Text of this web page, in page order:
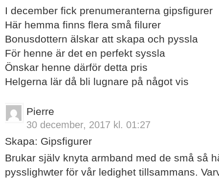
I december fick prenumeranterna gipsfigurer
Här hemma finns flera små filurer
Bonusdottern älskar att skapa och pyssla
För henne är det en perfekt syssla
Önskar henne därför detta pris
Helgerna lär då bli lugnare på något vis
Pierre
30 december, 2017 kl. 01:27
Skapa: Gipsfigurer
Brukar själv knyta armband med de små så
pysslighwter för vår ledighet tillsammans.